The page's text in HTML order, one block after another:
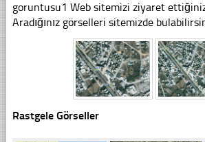
goruntusu1 Web sitemizi ziyaret
Aradığınız görselleri sitemizde
Rastgele Görseller